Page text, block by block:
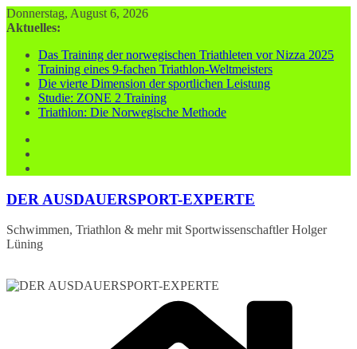
Zum
Inhalt
Donnerstag, August 6, 2026
Aktuelles:
Das Training der norwegischen Triathleten vor Nizza 2025
Training eines 9-fachen Triathlon-Weltmeisters
Die vierte Dimension der sportlichen Leistung
Studie: ZONE 2 Training
Triathlon: Die Norwegische Methode
DER AUSDAUERSPORT-EXPERTE
Schwimmen, Triathlon & mehr mit Sportwissenschaftler Holger
Lüning